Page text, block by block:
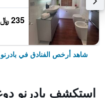
235 ﷼
شاهد أرخص الفنادق في بادرنو
استكشف بادرنو